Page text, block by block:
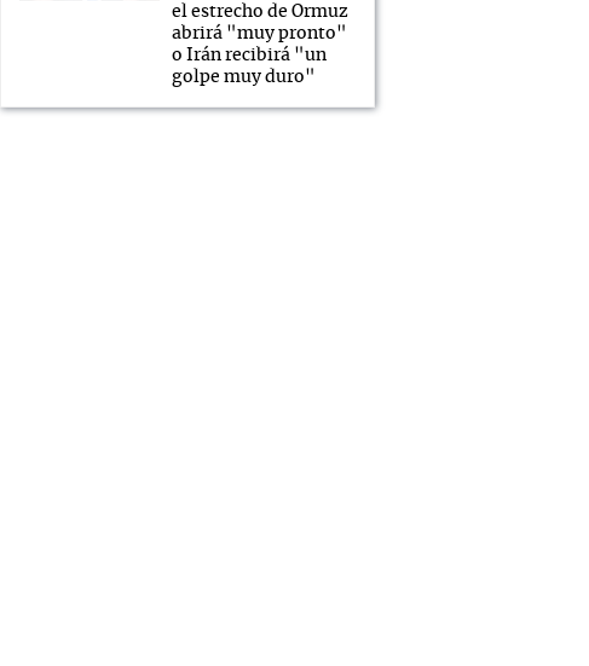
el estrecho de Ormuz
abrirá "muy pronto"
o Irán recibirá "un
golpe muy duro"